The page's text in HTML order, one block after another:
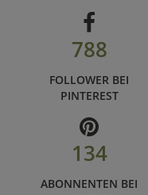
788
FOLLOWER BEI
PINTEREST
134
ABONNENTEN BEI